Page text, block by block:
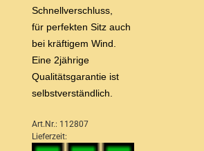
Schnellverschluss,
für perfekten Sitz auch
bei kräftigem Wind.
Eine 2jährige
Qualitätsgarantie ist
selbstverständlich.
Art.Nr.: 112807
Lieferzeit: